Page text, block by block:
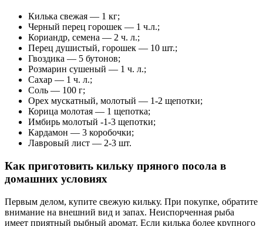
Килька свежая — 1 кг;
Черный перец горошек — 1 ч.л.;
Кориандр, семена — 2 ч. л.;
Перец душистый, горошек — 10 шт.;
Гвоздика — 5 бутонов;
Розмарин сушеный — 1 ч. л.;
Сахар — 1 ч. л.;
Соль — 100 г;
Орех мускатный, молотый — 1-2 щепотки;
Корица молотая — 1 щепотка;
Имбирь молотый -1-3 щепотки;
Кардамон — 3 коробочки;
Лавровый лист — 2-3 шт.
Как приготовить кильку пряного посола в
домашних условиях
Первым делом, купите свежую кильку. При покупке, обратите
внимание на внешний вид и запах. Неиспорченная рыба
имеет приятный рыбный аромат. Если килька более крупного